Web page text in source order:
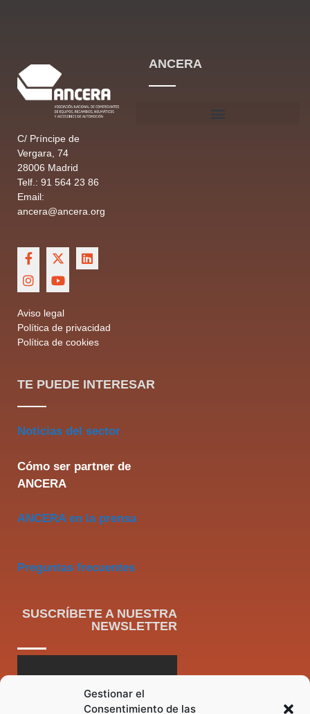
Gestionar el
Consentimiento de las
C/ Príncipe de
Vergara, 74
28006 Madrid
Telf.: 91 564 23 86
Email:
ancera@ancera.org
Aviso legal
Política de privacidad
Política de cookies
ANCERA
TE PUEDE INTERESAR
Noticias del sector
Cómo ser partner de
ANCERA
ANCERA en la prensa
Preguntas frecuentes
SUSCRÍBETE A NUESTRA
NEWSLETTER